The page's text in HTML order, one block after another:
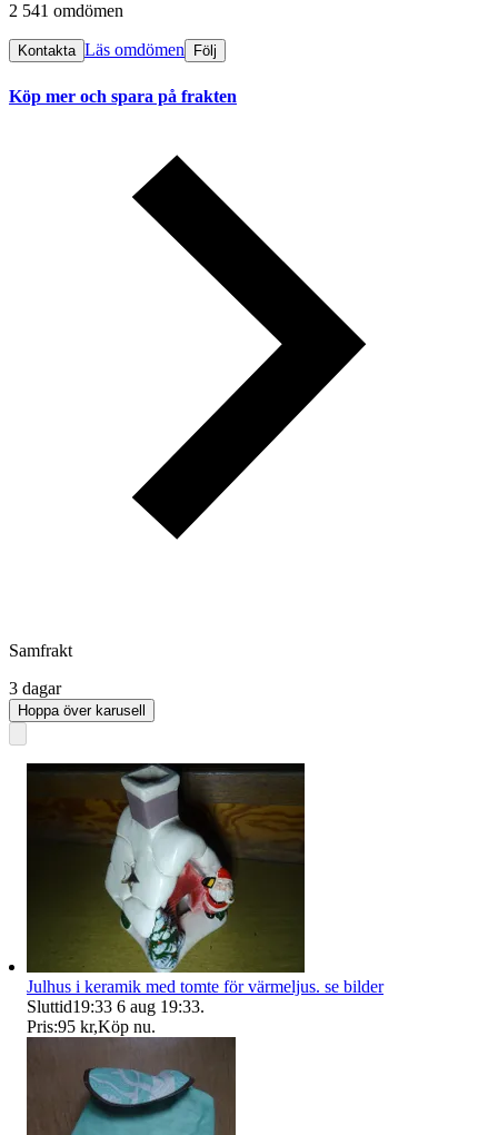
2 541 omdömen
Kontakta Läs omdömen Följ
Köp mer och spara på frakten
Samfrakt
3 dagar
Hoppa över karusell
Julhus i keramik med tomte för värmeljus. se bilder
Sluttid19:33 6 aug 19:33.
Pris:95 kr,Köp nu.